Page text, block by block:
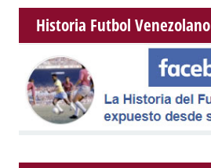
Historia Futbol Venezolano